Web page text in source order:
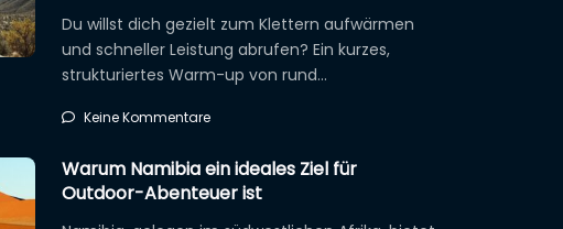
Du willst dich gezielt zum Klettern aufwärmen
und schneller Leistung abrufen? Ein kurzes,
strukturiertes Warm-up von rund…
Keine Kommentare
Warum Namibia ein ideales Ziel für
Outdoor-Abenteuer ist